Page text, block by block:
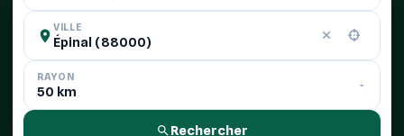
VILLE
RAYON
Rechercher